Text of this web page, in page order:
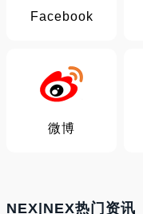
Facebook
微博
NEX|NEX热门资讯